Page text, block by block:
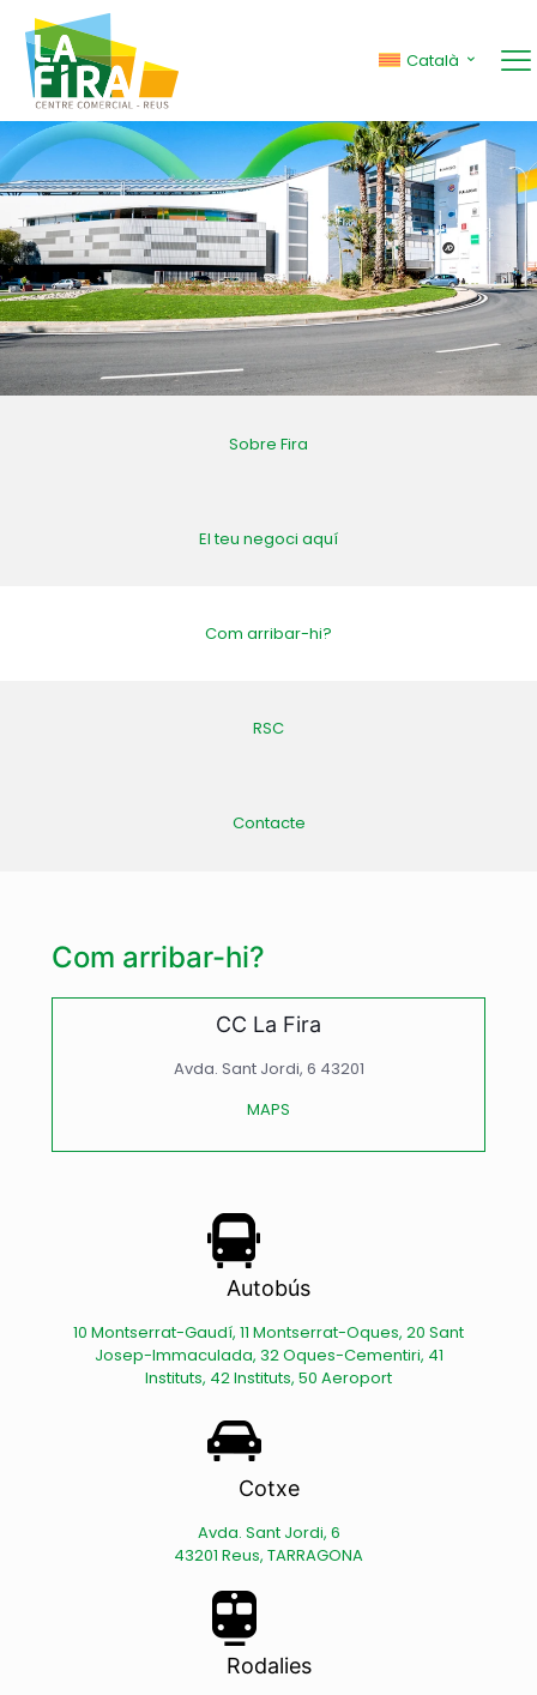
Català
Sobre Fira
El teu negoci aquí
Com arribar-hi?
RSC
Contacte
Com arribar-hi?
CC La Fira
Avda. Sant Jordi, 6 43201
MAPS
Autobús
10 Montserrat-Gaudí, 11 Montserrat-Oques, 20 Sant
Josep-Immaculada, 32 Oques-Cementiri, 41
Instituts, 42 Instituts, 50 Aeroport
Cotxe
Avda. Sant Jordi, 6
43201 Reus, TARRAGONA
Rodalies